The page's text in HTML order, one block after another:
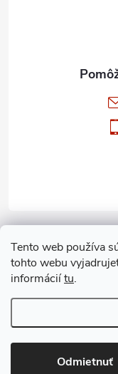
Tento web používa
tohto webu
informáciítu.
Odmietnuť
Informácie pre vás
Blog